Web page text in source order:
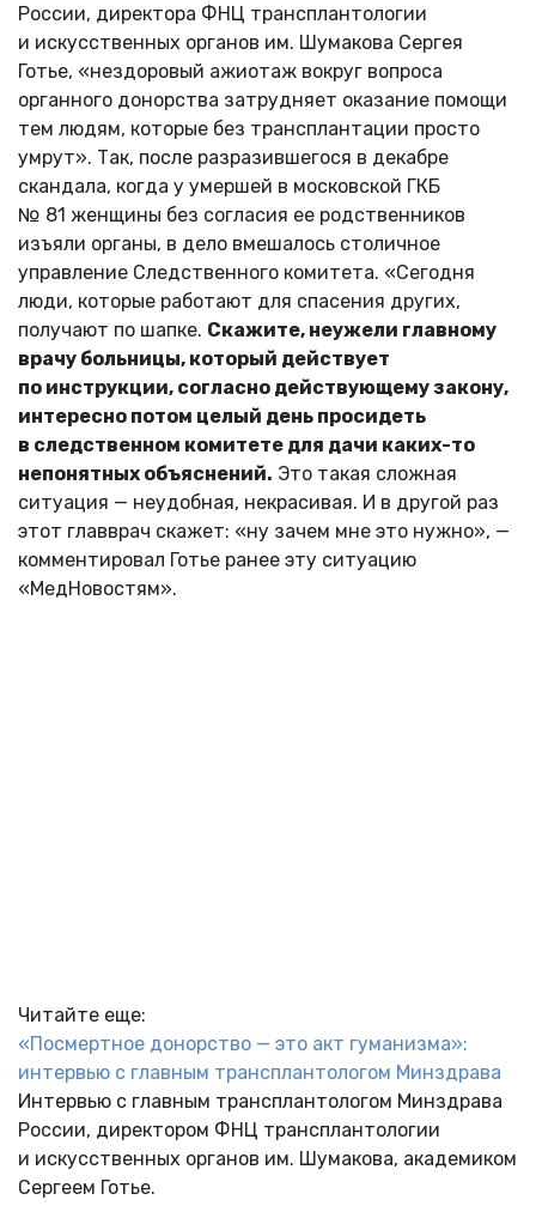
России, директора ФНЦ трансплантологии
и искусственных органов им. Шумакова Сергея
Готье, «нездоровый ажиотаж вокруг вопроса
органного донорства затрудняет оказание помощи
тем людям, которые без трансплантации просто
умрут». Так, после разразившегося в декабре
скандала, когда у умершей в московской ГКБ
№ 81 женщины без согласия ее родственников
изъяли органы, в дело вмешалось столичное
управление Следственного комитета. «Сегодня
люди, которые работают для спасения других,
получают по шапке. Скажите, неужели главному
врачу больницы, который действует
по инструкции, согласно действующему закону,
интересно потом целый день просидеть
в следственном комитете для дачи каких-то
непонятных объяснений. Это такая сложная
ситуация — неудобная, некрасивая. И в другой раз
этот главврач скажет: «ну зачем мне это нужно», —
комментировал Готье ранее эту ситуацию
«МедНовостям».
Читайте еще:
«Посмертное донорство — это акт гуманизма»:
интервью с главным трансплантологом Минздрава
Интервью с главным трансплантологом Минздрава
России, директором ФНЦ трансплантологии
и искусственных органов им. Шумакова, академиком
Сергеем Готье.